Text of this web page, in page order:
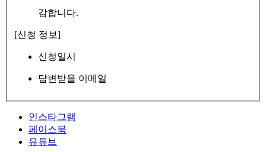
감합니다.
[신청 정보]
신청일시
답변받을 이메일
인스타그램
페이스북
유튜브